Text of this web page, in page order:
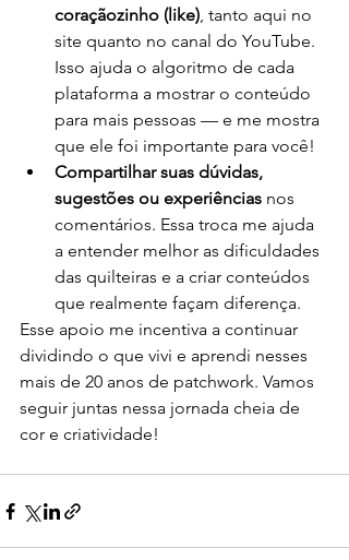
coraçãozinho (like), tanto aqui no
site quanto no canal do YouTube.
Isso ajuda o algoritmo de cada
plataforma a mostrar o conteúdo
para mais pessoas — e me mostra
que ele foi importante para você!
Compartilhar suas dúvidas,
sugestões ou experiências nos
comentários. Essa troca me ajuda
a entender melhor as dificuldades
das quilteiras e a criar conteúdos
que realmente façam diferença.
Esse apoio me incentiva a continuar
dividindo o que vivi e aprendi nesses
mais de 20 anos de patchwork. Vamos
seguir juntas nessa jornada cheia de
cor e criatividade!